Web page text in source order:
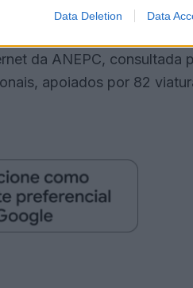
Data Deletion Data
de Vide e Póvoa e
da ANEPC, consultada
apoiados por 82